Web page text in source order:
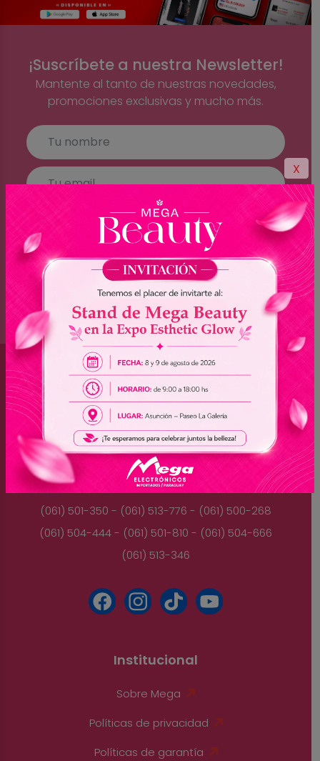
X
¡Suscríbete a nuestra Newsletter!
Mantente al tanto de nuestras novedades,
promociones exclusivas y mucho más.
Brasil
(045) 3528-9053 - (045) 3528-8462
(045) 3025-7072 - (045) 3025-7736
(045) 3025-7713
Paraguay
(061) 501-350 - (061) 513-776 - (061) 500-268
(061) 504-444 - (061) 501-810 - (061) 504-666
(061) 513-346
Institucional
Sobre Mega
Políticas de privacidad
Políticas de garantía